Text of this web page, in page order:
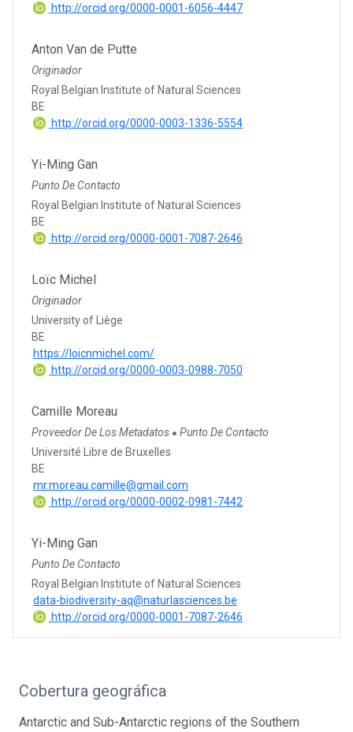
http://orcid.org/0000-0001-6056-4447
Anton Van de Putte
Originador
Royal Belgian Institute of Natural Sciences
BE
http://orcid.org/0000-0003-1336-5554
Yi-Ming Gan
Punto De Contacto
Royal Belgian Institute of Natural Sciences
BE
http://orcid.org/0000-0001-7087-2646
Loïc Michel
Originador
University of Liège
BE
https://loicnmichel.com/
http://orcid.org/0000-0003-0988-7050
Camille Moreau
Proveedor De Los Metadatos ● Punto De Contacto
Université Libre de Bruxelles
BE
mr.moreau.camille@gmail.com
http://orcid.org/0000-0002-0981-7442
Yi-Ming Gan
Punto De Contacto
Royal Belgian Institute of Natural Sciences
data-biodiversity-aq@naturlasciences.be
http://orcid.org/0000-0001-7087-2646
Cobertura geográfica
Antarctic and Sub-Antarctic regions of the Southern